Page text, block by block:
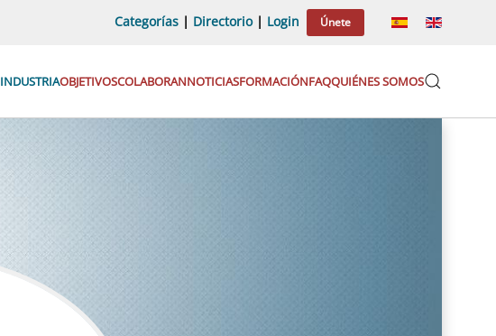
Categorías | Directorio| Login Únete
INDUSTRIAOBJETIVOSCOLABORANNOTICIASFORMACIÓNFAQQUIÉNES SOMOS